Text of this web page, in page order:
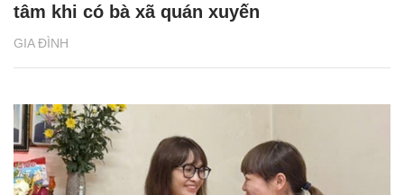
GIA ĐÌNH
tâm khi có bà xã quán xuyến